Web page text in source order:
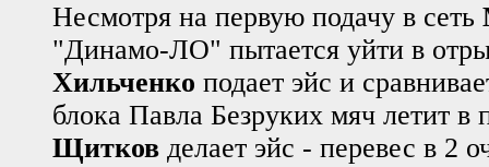
Несмотря на первую подачу в сеть
"Динамо-ЛО" пытается уйти в
Хильченко подает эйс и
блока Павла Безруких мяч летит в
Щитков делает эйс - перевес в 2